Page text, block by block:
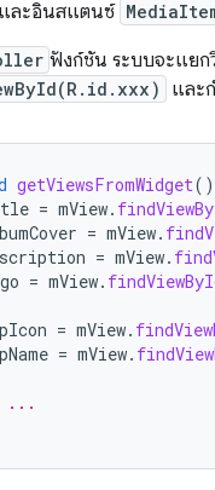
ละอินสแตนซ์
ฟังก์ชัน ระบบจะแยก
และ
getViewsFromWidget()
= mView.
= mView.
= mView.
= mView.
= mView.
= mView.
...